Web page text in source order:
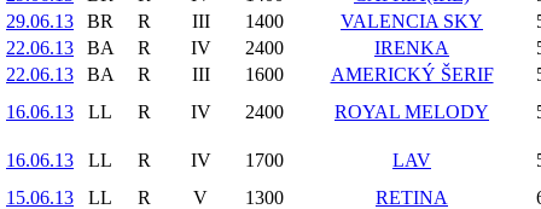
29.06.13
BR R III 1400 VALENCIA SKY
22.06.13
BA R IV 2400 IRENKA
22.06.13
BA R III 1600 AMERICKÝ ŠERIF
16.06.13
LL R IV 2400 ROYAL MELODY
16.06.13 LL R IV 1700 LAV
15.06.13
LL R V 1300 RETINA